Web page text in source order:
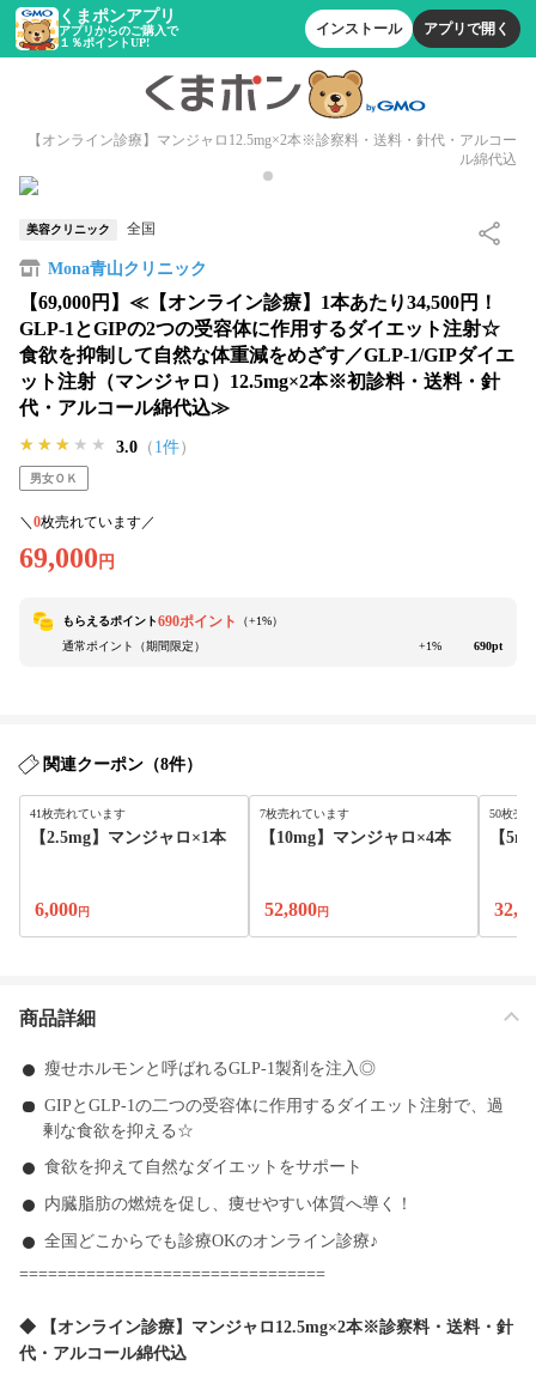
くまポンアプリ
アプリからのご購入で
１％ポイントUP!
インストール アプリで開く
【オンライン診療】マンジャロ12.5mg×2本※診察料・送料・針代・アルコー
ル綿代込
美容クリニック 全国
Mona青山クリニック
【69,000円】≪【オンライン診療】1本あたり34,500円！
GLP-1とGIPの2つの受容体に作用するダイエット注射☆
食欲を抑制して自然な体重減をめざす／GLP-1/GIPダイエ
ット注射（マンジャロ）12.5mg×2本※初診料・送料・針
代・アルコール綿代込≫
★★★★★
★★★★★
★★★★★ 3.0 （ 1件）
男女ＯＫ
＼ 0枚売れています／
69,000 円
もらえるポイント690ポイント （+1%）
通常ポイント（期間限定）
+1% 690pt
関連クーポン（8件）
41枚売れています
【2.5mg】マンジャロ×1本
6,000円
7枚売れています
【10mg】マンジャロ×4本
52,800円
50枚売
【
商品詳細
瘦せホルモンと呼ばれるGLP-1製剤を注入◎
GIPとGLP-1の二つの受容体に作用するダイエット注射で、過
剰な食欲を抑える☆
食欲を抑えて自然なダイエットをサポート
内臓脂肪の燃焼を促し、痩せやすい体質へ導く！
全国どこからでも診療OKのオンライン診療♪
================================
◆ 【オンライン診療】マンジャロ12.5mg×2本※診察料・送料・針
代・アルコール綿代込